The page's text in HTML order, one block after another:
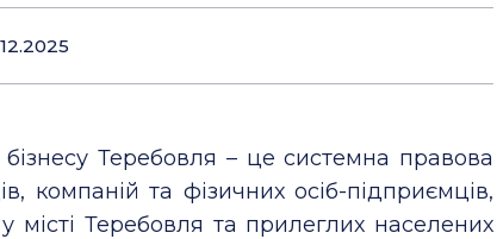
Теребовля – це системна правова
компаній та фізичних осіб-підприємців,
у місті Теребовля та прилеглих населених